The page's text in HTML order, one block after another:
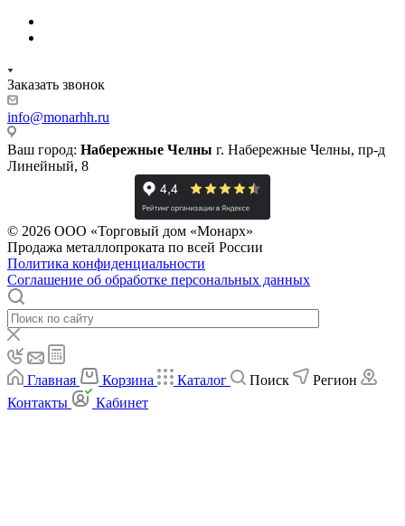
Заказать звонок
info@monarhh.ru
Ваш город: Набережные Челны г. Набережные Челны, пр-д
Линейный, 8
© 2026 ООО «Торговый дом «Монарх»
Продажа металлопроката по всей России
Политика конфиденциальности
Соглашение об обработке персональных данных
Главная Корзина Каталог Поиск
Регион
Контакты
Кабинет